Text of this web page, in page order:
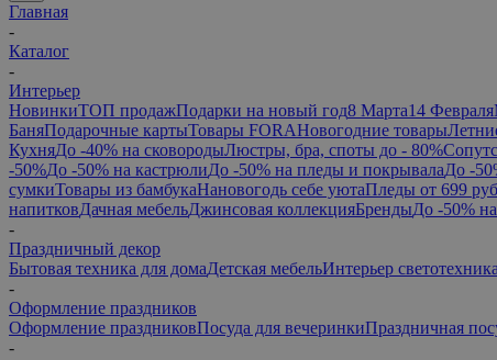
Главная
-
Каталог
-
Интерьер
НовинкиТОП продажПодарки на новый год8 Марта14 Февраля
БаняПодарочные картыТовары FORAНовогодние товары
КухняДо -40% на сковородыЛюстры, бра, споты до - 80%
-50%До -50% на кастрюлиДо -50% на пледы и покрывалаДо -
сумкиТовары из бамбукаНановогодь себе уютаПледы от 699
напитковДачная мебельДжинсовая коллекцияБрендыДо -50%
-
Праздничный декор
Бытовая техника для домаДетская мебельИнтерьер светотехника
-
Оформление праздников
Оформление праздниковПосуда для вечеринкиПраздничная
-